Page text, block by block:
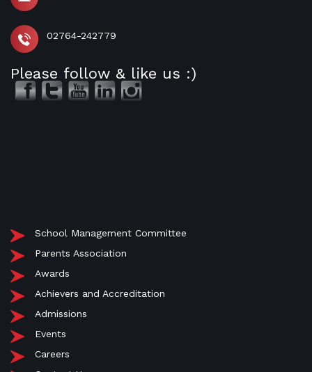
02764-242779
Please follow & like us :)
School Management Committee
Parents Association
Awards
Achievers and Accreditation
Admissions
Events
Careers